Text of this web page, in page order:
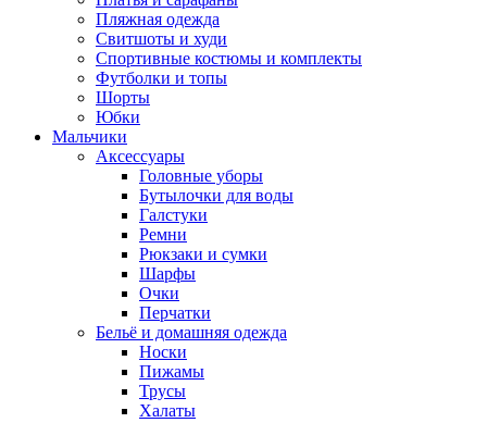
Пляжная одежда
Свитшоты и худи
Спортивные костюмы и комплекты
Футболки и топы
Шорты
Юбки
Мальчики
Аксессуары
Головные уборы
Бутылочки для воды
Галстуки
Ремни
Рюкзаки и сумки
Шарфы
Очки
Перчатки
Бельё и домашняя одежда
Носки
Пижамы
Трусы
Халаты